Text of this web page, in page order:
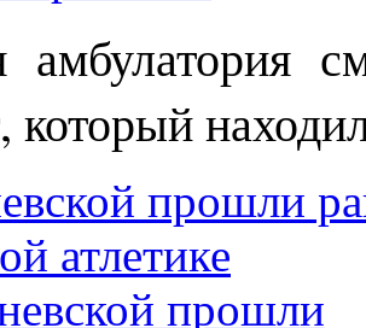
амбулатория
который
прошли
атлетике